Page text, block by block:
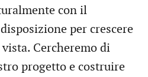
con il
per crescere
Cercheremo di
progetto e costruire